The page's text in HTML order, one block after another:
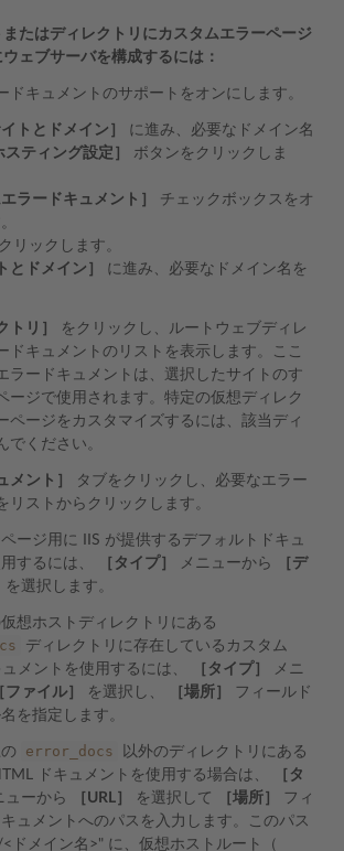
たはディレクトリにカスタムエラーページ
ェブサーバを構成するには：
ドキュメントのサポートをオンにします。
トとドメイン］
に進み、必要なドメイン名
スティング設定］
ボタンをクリックしま
ラードキュメント］
チェックボックスをオ
リックします。
とドメイン］
に進み、必要なドメイン名を
トリ］
をクリックし、ルートウェブディレ
ドキュメントのリストを表示します。ここ
ラードキュメントは、選択したサイトのす
ージで使用されます。特定の仮想ディレク
ページをカスタマイズするには、該当ディ
でください。
メント］
タブをクリックし、必要なエラー
リストからクリックします。
ージ用に IIS が提供するデフォルトドキュ
するには、
［タイプ］ メニューから
［デ
を選択します。
仮想ホストディレクトリにある
ディレクトリに存在しているカスタム
メントを使用するには、
［タイプ］
メニ
ファイル］ を選択し、 ［場所］
フィールド
を指定します。
error_docs
以外のディレクトリにある
ドキュメントを使用する場合は、
［タ
ューから ［URL］ を選択して ［場所］
フィ
ュメントへのパスを入力します。このパス
ドメイン名>" に、仮想ホストルート（